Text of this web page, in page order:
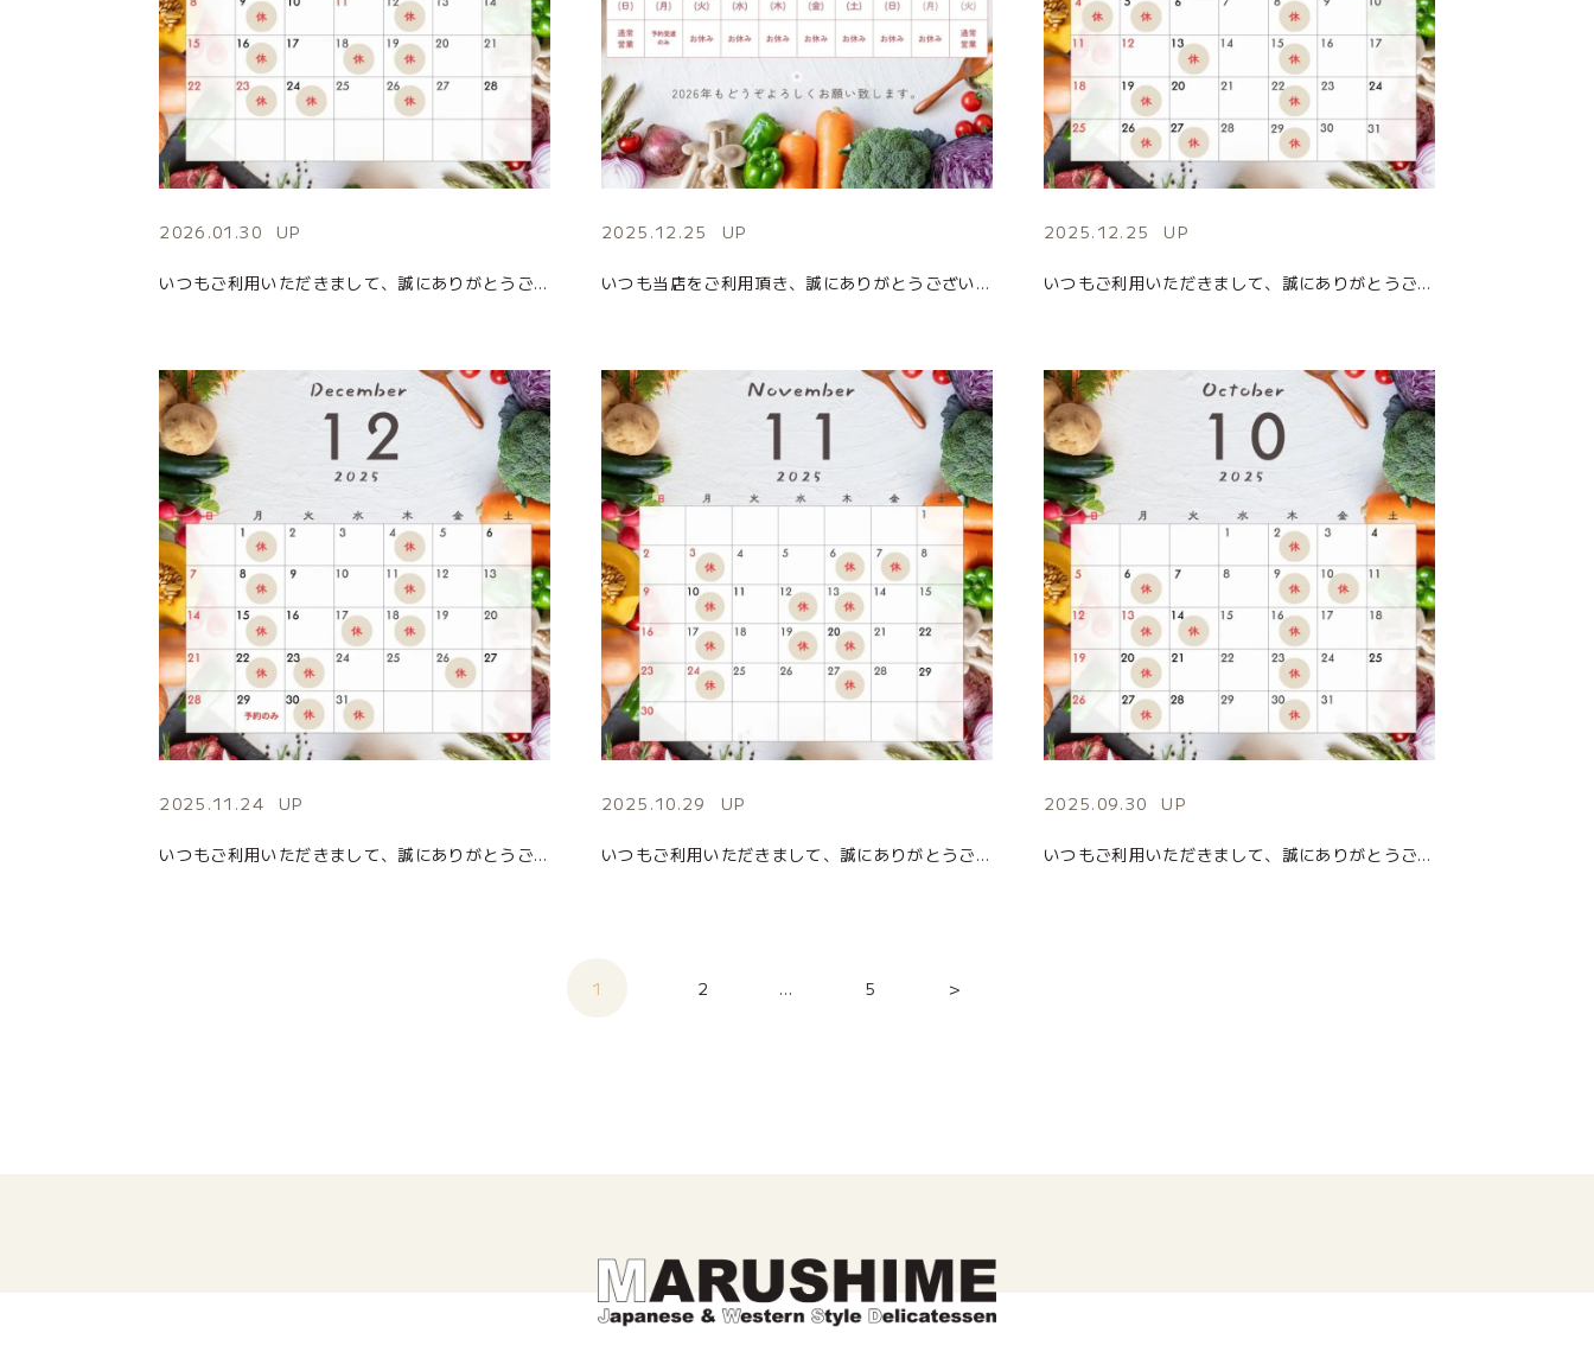
2026.01.30 UP
いつもご利用いただきまして、誠にありがとうございます。 2月の店休日のお知らせになります。 皆様のご来店を心よりお待ちしております。 ■お問い合わせ先 MARUSHIME(まるしめ) 住所：茨城県日立市千石町4-5-5( […]
2025.12.25 UP
いつも当店をご利用頂き、誠にありがとうございます。 誠に勝手ながら12月30日（火）から１月5日（月）まで年末年始休暇を取らせて頂きます。 尚、12月29日（月）はご予約商品のお受渡のみとなり、店頭での営業はお休みとさせ […]
2025.12.25 UP
いつもご利用いただきまして、誠にありがとうございます。 1月の店休日のお知らせになります。 皆様のご来店を心よりお待ちしております。 ■お問い合わせ先 MARUSHIME(まるしめ) 住所：茨城県日立市千石町4-5-5( […]
2025.11.24 UP
いつもご利用いただきまして、誠にありがとうございます。 12月の店休日のお知らせになります。 12月29日(月)はご予約商品のお受渡のみの営業となります。 店頭販売は行いませんので、ご了承下さい。 12月30日(火)、1 […]
2025.10.29 UP
いつもご利用いただきまして、誠にありがとうございます。 11月の店休日のお知らせになります。 11月3日(月)文化の日、11月24日(月)振替休日は店休日とさせて頂きます。 皆様のご来店を心よりお待ちしております。 ■お […]
2025.09.30 UP
いつもご利用いただきまして、誠にありがとうございます。 10月の店休日のお知らせになります。 10月13日(月)スポーツの日は店休日とさせて頂きます。 皆様のご来店を心よりお待ちしております。 ■お問い合わせ先 MARU […]
1 2 … 5 ＞